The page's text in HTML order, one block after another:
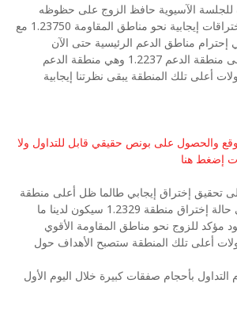
للجلسة الآسيوية حافظ الزوج على حظوظه
بشكل واضح لتحقيق إختراقات إيجابية نحو مناطق المقاومة 1.23750 مع
إحترام مناطق الدعم الرئيسية حتى الآن
ويتداول الزوج حاليا أعلى منطقة الدعم 1.2237 وهي منطقة الدعم
أعلى تلك المنطقة يبقى نظرتنا إيجابية
والحصول على بونص حقيقي قابل للتداول ولا
إضغط هنا
على تحقيق إختراق إيجابي طالما ظل أعلى منطقة
الدعم المشار إليها وفي حالة إختراق منطقة 1.2329 سيكون لدينا ما
مؤكد للزوج نحو مناطق المقاومة الأقوي
التداولات أعلى تلك المنطقة ستصبح الأهداف حول
بأحجام صفقات كبيرة خلال اليوم الأول